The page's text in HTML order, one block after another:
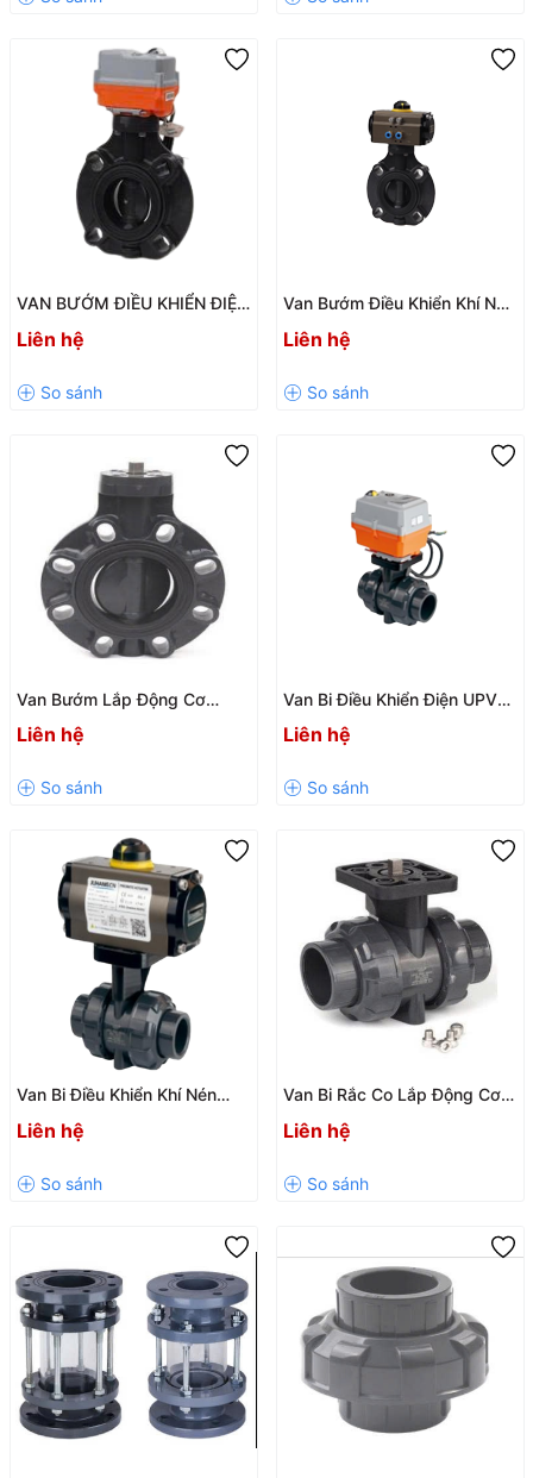
VAN BƯỚM ĐIỀU KHIỂN ĐIỆN
Giải Pháp Tự Động Hóa Hệ
Liên hệ
Van Bướm Điều Khiển Khí Nén
Chính Hãng Giá Tốt
Liên hệ
Van Bướm Lắp Động Cơ
UPVC SH7-LDC Chính Hãng
Giá Tốt
Liên hệ
Van Bi Điều Khiển Điện UPVC
SH62-T / SH64-2O Chính
Hãng, Giá Tốt
Liên hệ
Van Bi Điều Khiển Khí Nén
Pháp Tự Động Hóa Hệ Thống
Liên hệ
Van Bi Rắc Co Lắp Động Cơ
Chính Hãng
Liên hệ